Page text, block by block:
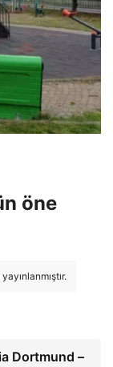
öne
Dortmund –